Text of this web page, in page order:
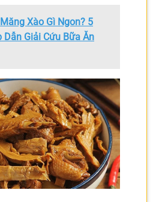
Măng Xào Gì Ngon? 5
Dẫn Giải Cứu Bữa Ăn